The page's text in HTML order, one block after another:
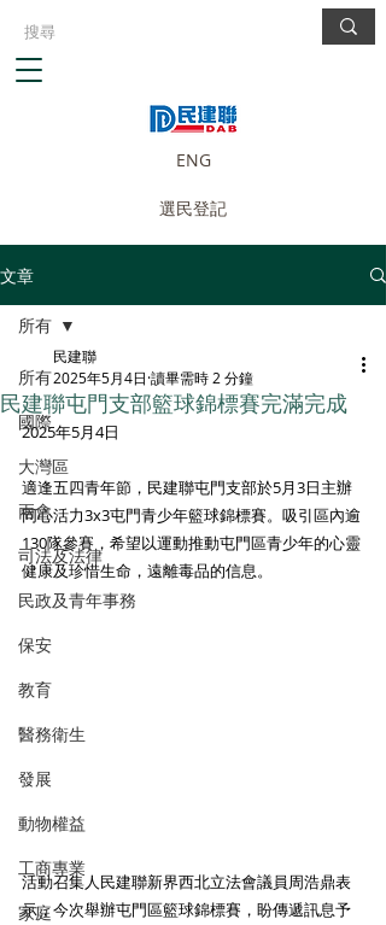
ENG
選民登記
文章
所有
國際
大灣區
兩會
司法及法律
民政及青年事務
保安
教育
醫務衛生
發展
動物權益
工商專業
家庭
所有
民建聯屯門支部籃球錦標賽完滿完成
民建聯
2025年5月4日 讀畢需時 2 分鐘
2025年5月4日
適逢五四青年節，民建聯屯門支部於5月3日主辦
同心活力3x3屯門青少年籃球錦標賽。吸引區內逾
130隊參賽，希望以運動推動屯門區青少年的心靈
健康及珍惜生命，遠離毒品的信息。
活動召集人民建聯新界西北立法會議員周浩鼎表
示，今次舉辦屯門區籃球錦標賽，盼傳遞訊息予